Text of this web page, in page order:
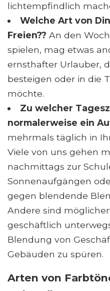
lichtempfindlich
Welche Art von
Freien?? An den
spielen, mag etwas
ernsthafter Urlauber,
besteigen oder in die
möchte.
Zu welcher
normalerweise ein
mehrmals täglich in
Viele von uns gehen
nachmittags zur
Sonnenaufgängen
gegen blendende
Andere sind
geschäftlich
Blendung von
Gebäuden zu spüren.
Arten von